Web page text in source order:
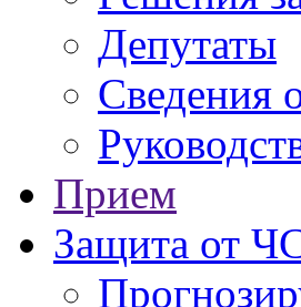
Депутаты
Сведения
Прием
Защита от